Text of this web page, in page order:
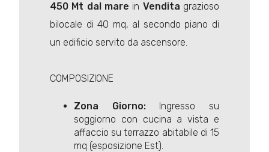
450 Mt dal mare in Vendita grazioso
bilocale di 40 mq, al secondo piano di
un edificio servito da ascensore.
COMPOSIZIONE
Zona Giorno:Ingresso su
soggiorno con cucina a vista e
affaccio su terrazzo abitabile di 15
mq (esposizione Est).